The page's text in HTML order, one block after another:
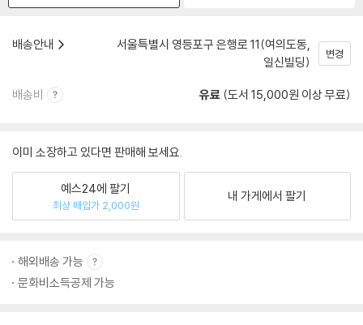
배송안내
서울특별시 영등포구 은행로 11(여의도동,
일신빌딩)
변경
배송비 유료 (도서 15,000원 이상 무료)
이미 소장하고 있다면 판매해 보세요.
예스24에 팔기
최상 매입가 2,000원
내 가게에서 팔기
해외배송 가능
문화비소득공제 가능